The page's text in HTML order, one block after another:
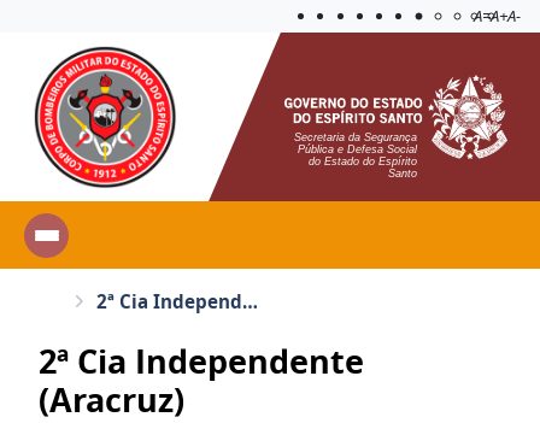
Aplicar
A=A+A-
Secretaria da Segurança
Pública e Defesa Social
do Estado do Espírito
Santo
2ª Cia Independente (Aracruz)
2ª Cia Independente
(Aracruz)